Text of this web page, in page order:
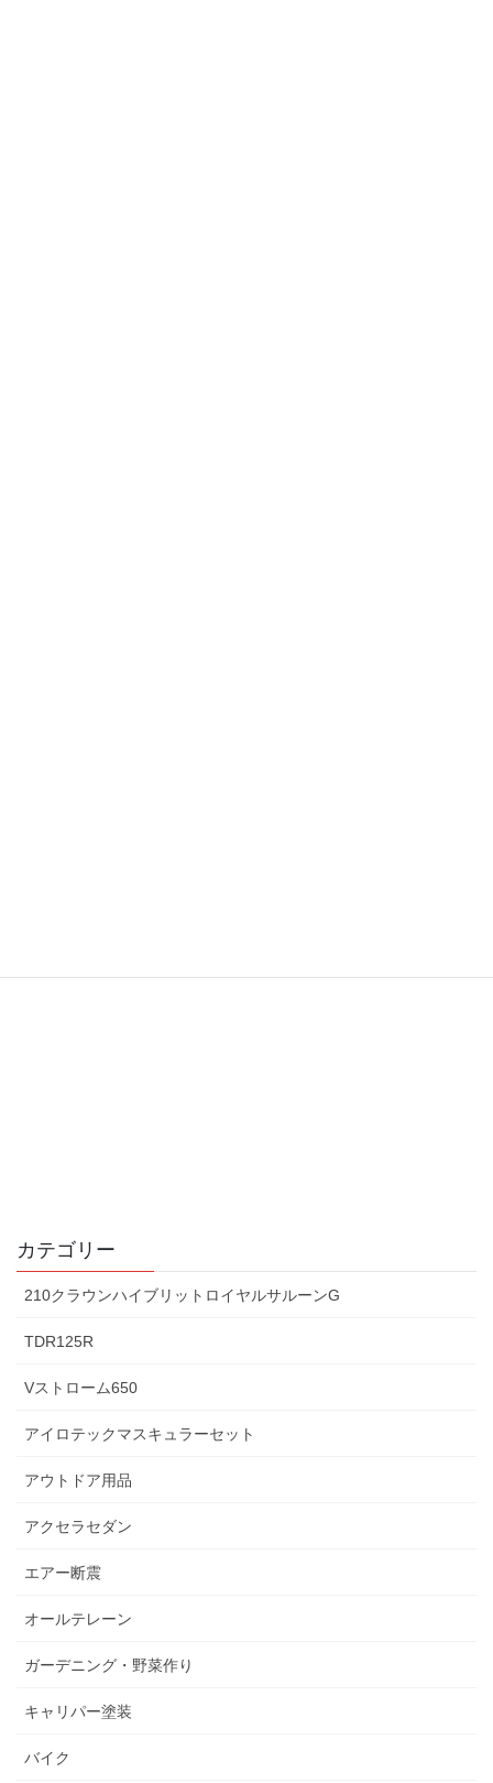
カテゴリー
210クラウンハイブリットロイヤルサルーンG
TDR125R
Vストローム650
アイロテックマスキュラーセット
アウトドア用品
アクセラセダン
エアー断震
オールテレーン
ガーデニング・野菜作り
キャリパー塗装
バイク